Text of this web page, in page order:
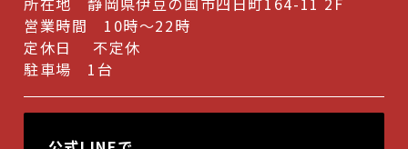
2024年2月(1)
2023年10月(1)
営業時間 10時～22時
定休日 不定休
駐車場 1台